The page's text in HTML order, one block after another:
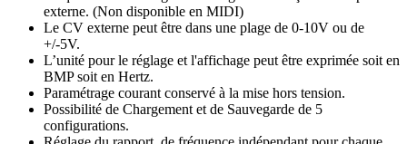
externe. (Non disponible en MIDI)
Le CV externe peut être dans une plage de 0-10V ou de
+/-5V.
L’unité pour le réglage et l'affichage peut être exprimée soit en
BMP soit en Hertz.
Paramétrage courant conservé à la mise hors tension.
Possibilité de Chargement et de Sauvegarde de 5
configurations.